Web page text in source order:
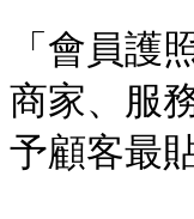
「會員護
商家、服
予顧客最